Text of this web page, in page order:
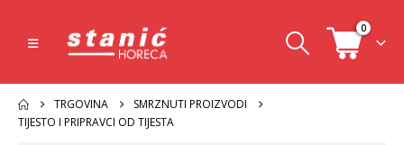
0
TRGOVINA
SMRZNUTI PROIZVODI
TIJESTO I PRIPRAVCI OD TIJESTA